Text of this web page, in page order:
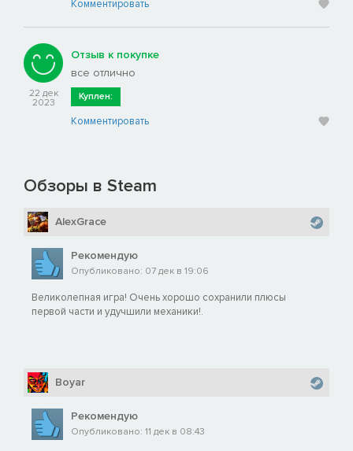
Комментировать
22 дек
2023
Отзыв к покупке
все отлично
Куплен:
Комментировать
Обзоры в Steam
AlexGrace
Рекомендую
Опубликовано: 07 дек в 19:06
Великолепная игра! Очень хорошо сохранили плюсы
первой части и удучшили механики!.
Boyar
Рекомендую
Опубликовано: 11 дек в 08:43